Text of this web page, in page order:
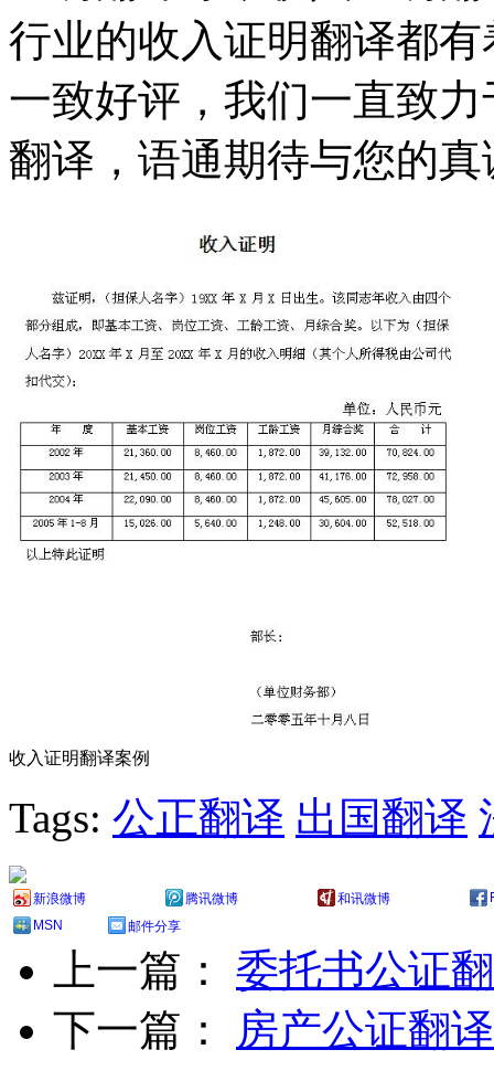
行业的收入证明翻译都
一致好评，我们一直致
翻译，语通期待与您的
收入证明翻译案例
Tags: 公正翻译 出国翻译
新浪微博 腾讯微博 和讯微博
MSN
邮件分享
上一篇： 委托书公证
下一篇：
房产公证翻译